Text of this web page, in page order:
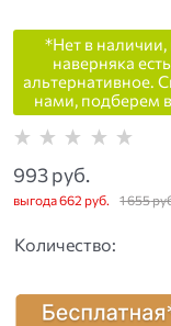
*Нет в наличии,
наверняка
альтернативное.
нами, подберем
1 655
993 руб.
выгода662 руб.
Количество: